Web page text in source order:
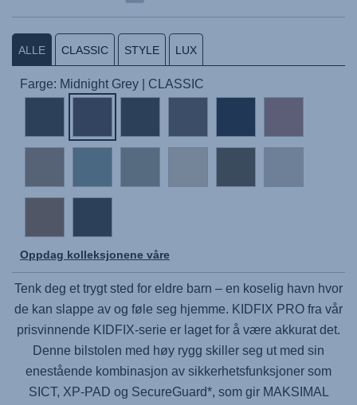
ALLE CLASSIC STYLE LUX
Farge: Midnight Grey | CLASSIC
Oppdag kolleksjonene våre
Tenk deg et trygt sted for eldre barn – en koselig havn hvor
de kan slappe av og føle seg hjemme. KIDFIX PRO fra vår
prisvinnende KIDFIX-serie er laget for å være akkurat det.
Denne bilstolen med høy rygg skiller seg ut med sin
enestående kombinasjon av sikkerhetsfunksjoner som
SICT, XP-PAD og SecureGuard*, som gir MAKSIMAL